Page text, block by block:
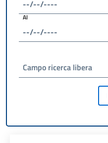
Al
Campo ricerca libera